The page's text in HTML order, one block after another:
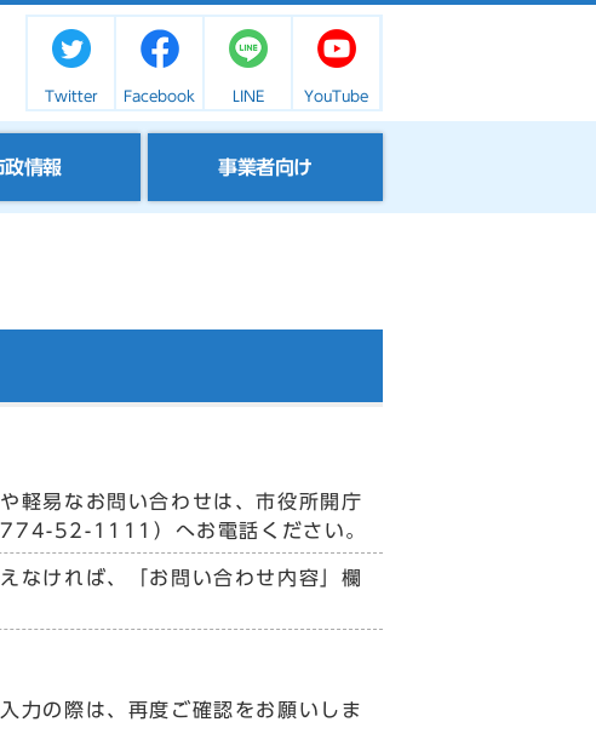
Twitter Facebook LINE YouTube
政情報 事業者向け
軽易なお問い合わせは、市役所開庁
52-1111）へお電話ください。
なければ、「お問い合わせ内容」欄
力の際は、再度ご確認をお願いしま